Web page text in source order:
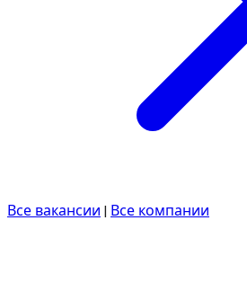
Все вакансии | Все компании